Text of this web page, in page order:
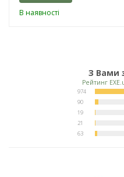
В наявності
З Вами